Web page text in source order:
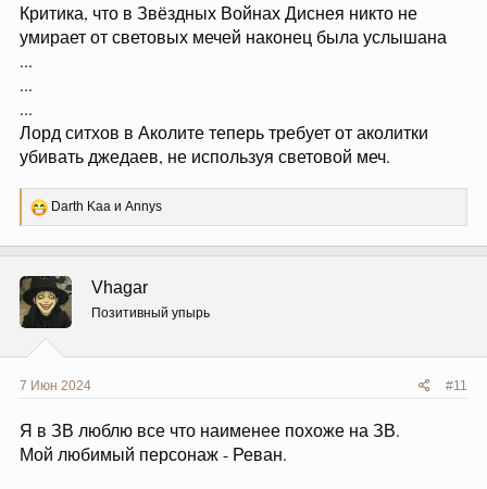
Критика, что в Звёздных Войнах Диснея никто не
умирает от световых мечей наконец была услышана
...
...
...
Лорд ситхов в Аколите теперь требует от аколитки
убивать джедаев, не используя световой меч.
Р
е
ц
и
и
:
Darth Kaa и Annys
Vhagar
Позитивный упырь
7 Июн 2024 #11
Я в ЗВ люблю все что наименее похоже на ЗВ.
Мой любимый персонаж - Реван.